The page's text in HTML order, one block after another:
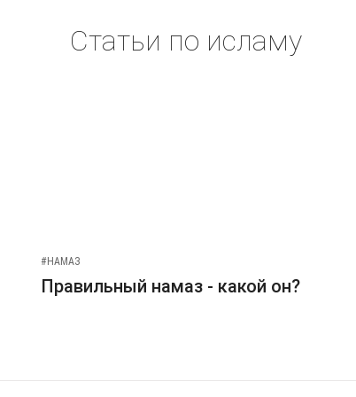
Статьи по исламу
#НАМАЗ
Правильный намаз - какой он?